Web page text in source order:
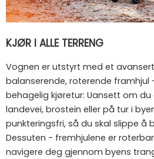
KJØR I ALLE TERRENG
Vognen er utstyrt med et
balanserende, roterende framhjul
behagelig kjøretur: Uansett om
landevei, brostein eller på tur i
punkteringsfri, så du skal slippe å
Dessuten - fremhjulene er
navigere deg gjennom byens